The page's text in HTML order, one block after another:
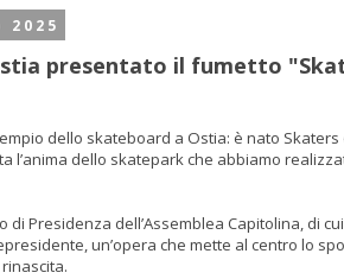
presentato il fumetto
dello skateboard a Ostia: è nato Skaters
l’anima dello skatepark che abbiamo
di Presidenza dell’Assemblea Capitolina, di
un’opera che mette al centro lo